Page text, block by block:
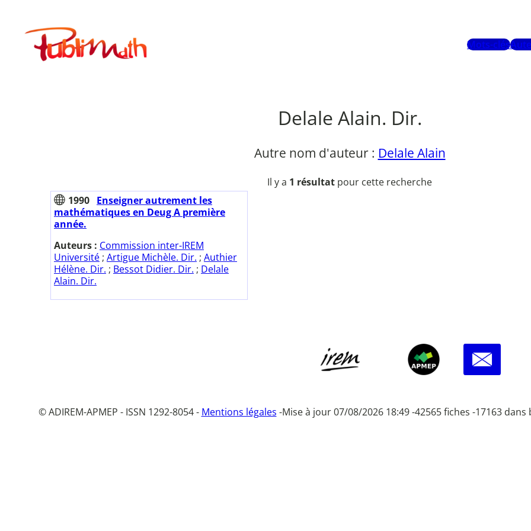
contenuPublimath
Mots-clés
Delale Alain. Dir.
Autre nom d'auteur : Delale Alain
Il y a 1 résultat pour cette recherche
1990 Enseigner autrement les
mathématiques en Deug A première
année.
Auteurs : Commission inter-IREM
Université ; Artigue Michèle. Dir. ; Authier
Hélène. Dir. ; Bessot Didier. Dir. ; Delale
Alain. Dir.
© ADIREM-APMEP - ISSN 1292-8054 - Mentions légales -Mise à jour 07/08/2026 18:49 -42565 fiches -17163